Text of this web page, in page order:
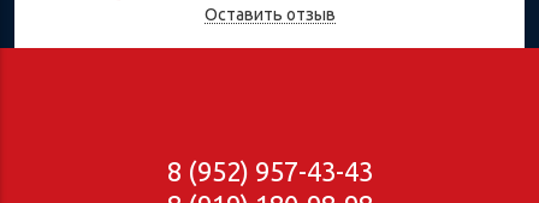
Оставить отзыв
8 (952) 957-43-43